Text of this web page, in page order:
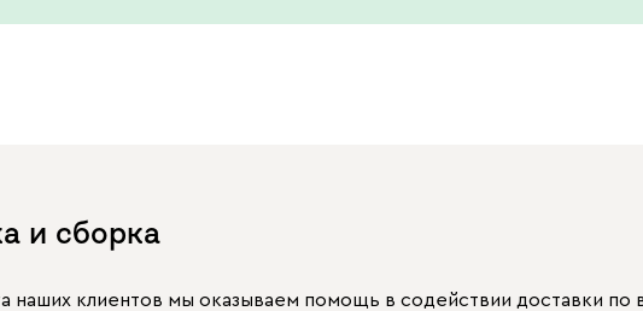
и сборка
наших клиентов мы оказываем помощь в содействии доставки по